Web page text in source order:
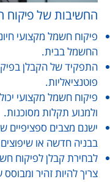
החשיבות של פיקוח
פיקוח חשמל מקצועי
החשמל בבית.
התפקיד של הקבלן
פוטנציאליות.
פיקוח חשמל מקצועי
ולמנוע תקלות מסוכנות.
ישנם מצבים ספציפיים
בבניה חדשה או
לבחירת קבלן לפיקוח
צריך להיות זהיר